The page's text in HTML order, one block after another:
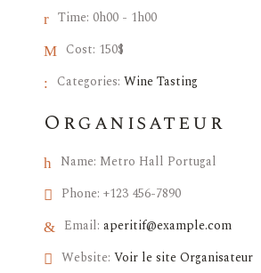
Time: 0h00 - 1h00
Cost: 150$
Categories: Wine Tasting
Organisateur
Name: Metro Hall Portugal
Phone: +123 456-7890
Email: aperitif@example.com
Website: Voir le site Organisateur